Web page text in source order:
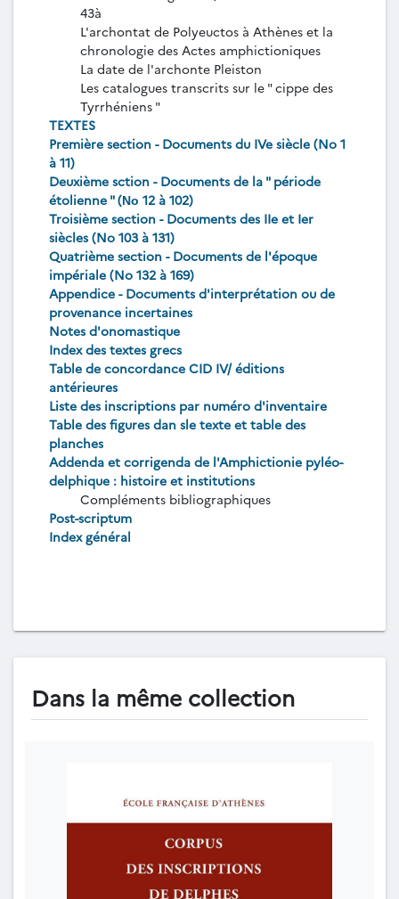
43à
L'archontat de Polyeuctos à Athènes et la
chronologie des Actes amphictioniques
La date de l'archonte Pleiston
Les catalogues transcrits sur le " cippe des
Tyrrhéniens "
TEXTES
Première section - Documents du IVe siècle (No 1
à 11)
Deuxième sction - Documents de la " période
étolienne " (Νο 12 à 102)
Troisième section - Documents des IIe et Ier
siècles (No 103 à 131)
Quatrième section - Documents de l'époque
impériale (No 132 à 169)
Appendice - Documents d'interprétation ou de
provenance incertaines
Notes d'onomastique
Index des textes grecs
Table de concordance CID IV/ éditions
antérieures
Liste des inscriptions par numéro d'inventaire
Table des figures dan sle texte et table des
planches
Addenda et corrigenda de l'Amphictionie pyléo-
delphique : histoire et institutions
Compléments bibliographiques
Post-scriptum
Index général
Dans la même collection